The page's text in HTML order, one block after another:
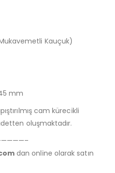
Kauçuk)
mm
cam kürecikli
oluşmaktadır.
dan online olarak satın